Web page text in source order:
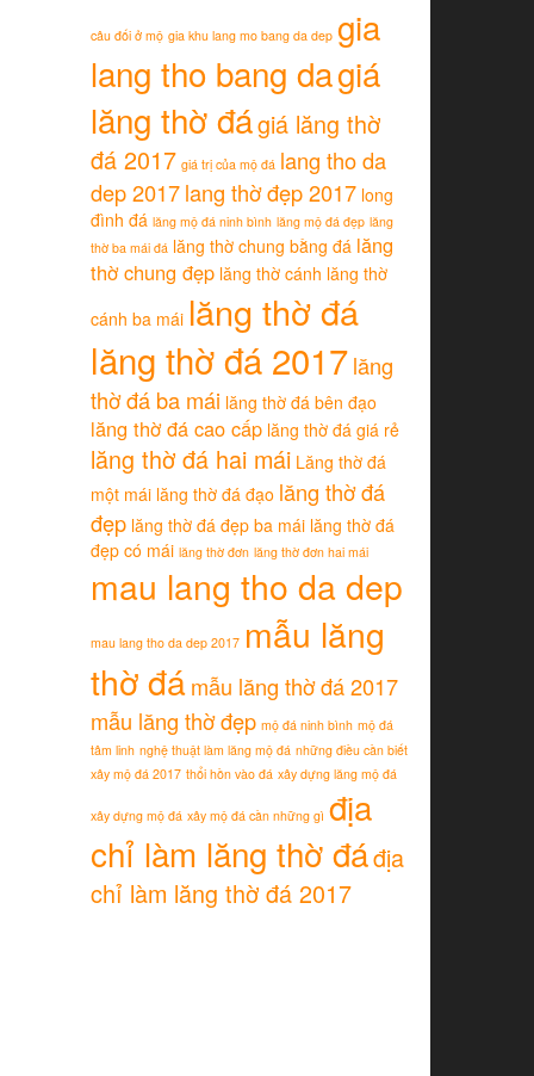
câu đối ở mộ gia khu lang mo bang da dep gia
lang tho bang dagiá
lăng thờ đágiá lăng thờ
đá 2017 giá trị của mộ đá lang tho da
dep 2017lang thờ đẹp 2017 long
đình đá lăng mộ đá ninh bình lăng mộ đá đẹp lăng
thờ ba mái đá lăng thờ chung bằng đá lăng
thờ chung đẹp lăng thờ cánh lăng thờ
cánh ba mái lăng thờ đá
lăng thờ đá 2017lăng
thờ đá ba mái lăng thờ đá bên đạo
lăng thờ đá cao cấp lăng thờ đá giá rẻ
lăng thờ đá hai mái Lăng thờ đá
một mái lăng thờ đá đạo lăng thờ đá
đẹp lăng thờ đá đẹp ba mái lăng thờ đá
đẹp có mái lăng thờ đơn lăng thờ đơn hai mái
mau lang tho da dep
mau lang tho da dep 2017 mẫu lăng
thờ đámẫu lăng thờ đá 2017
mẫu lăng thờ đẹp mộ đá ninh bình mộ đá
tâm linh nghệ thuật làm lăng mộ đá những điều cần biết
xây mộ đá 2017 thổi hồn vào đá xây dựng lăng mộ đá
xây dựng mộ đá xây mộ đá cần những gì địa
chỉ làm lăng thờ đáđịa
chỉ làm lăng thờ đá 2017